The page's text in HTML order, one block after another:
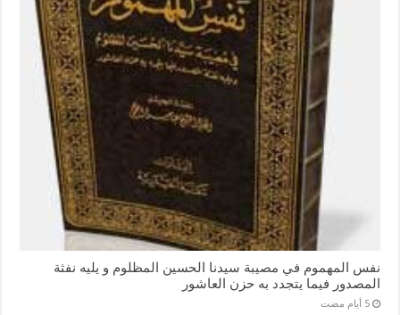
نفس المهموم في مصيبة سيدنا الحسين المظلوم و يليه نفثة
المصدور فيما يتجدد به حزن العاشور
‏5 أيام مضت